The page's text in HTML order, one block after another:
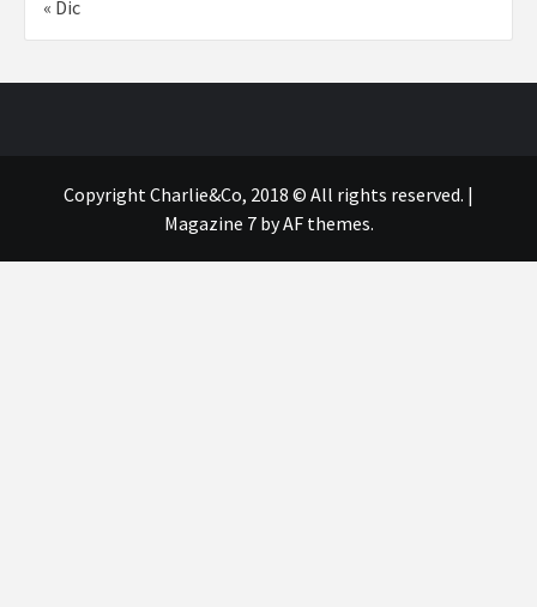
« Dic
Copyright Charlie&Co, 2018 © All rights reserved. |
Magazine 7by AF themes.